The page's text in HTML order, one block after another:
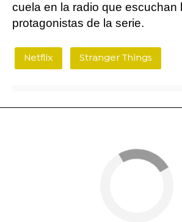
cuela en la radio que escuchan
protagonistas de la serie.
Netflix Stranger Things